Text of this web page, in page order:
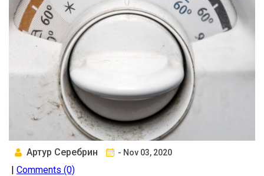
Артур Серебрин - Nov 03, 2020
| Comments (0)